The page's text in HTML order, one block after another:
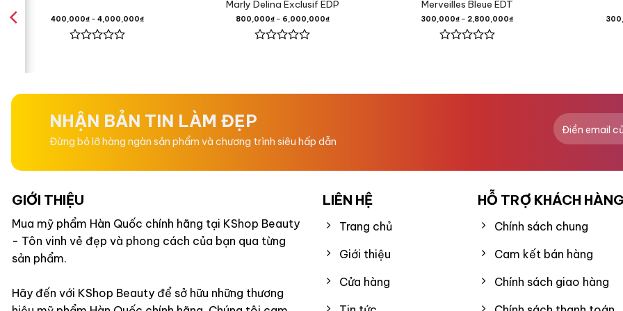
Hương Nước Biển,
Hương Giữa
Trà Trắng,
Hương Cuối
400,000₫ – 4,000,000₫
5
Marly Delina Exclusif EDP
800,000₫– 6,000,000₫
5
Merveilles Bleue EDT
300,000₫ – 2,800,000₫
5
NHẬN BẢN TIN LÀM ĐẸP
Đừng bỏ lỡ hàng ngàn sản phẩm và chương trình siêu hấp dẫn
GIỚI THIỆU
Mua mỹ phẩm Hàn Quốc chính hãng tại KShop Beauty
- Tôn vinh vẻ đẹp và phong cách của bạn qua từng
sản phẩm.
Hãy đến với KShop Beauty để sở hữu những thương
LIÊN HỆ
Trang chủ
Giới thiệu
Cửa hàng
HỖ TRỢ KHÁCH HÀNG
Chính sách chung
Cam kết bán hàng
Chính sách giao hàng